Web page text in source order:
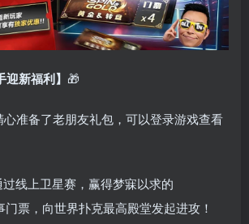
新福利】 🎁
心准备了老朋友礼包，可以登录游戏查看
线上卫星赛，赢得梦寐以求的
票，向世界扑克最高殿堂发起进攻！